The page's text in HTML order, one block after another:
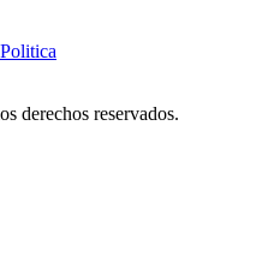
Politica
derechos reservados.